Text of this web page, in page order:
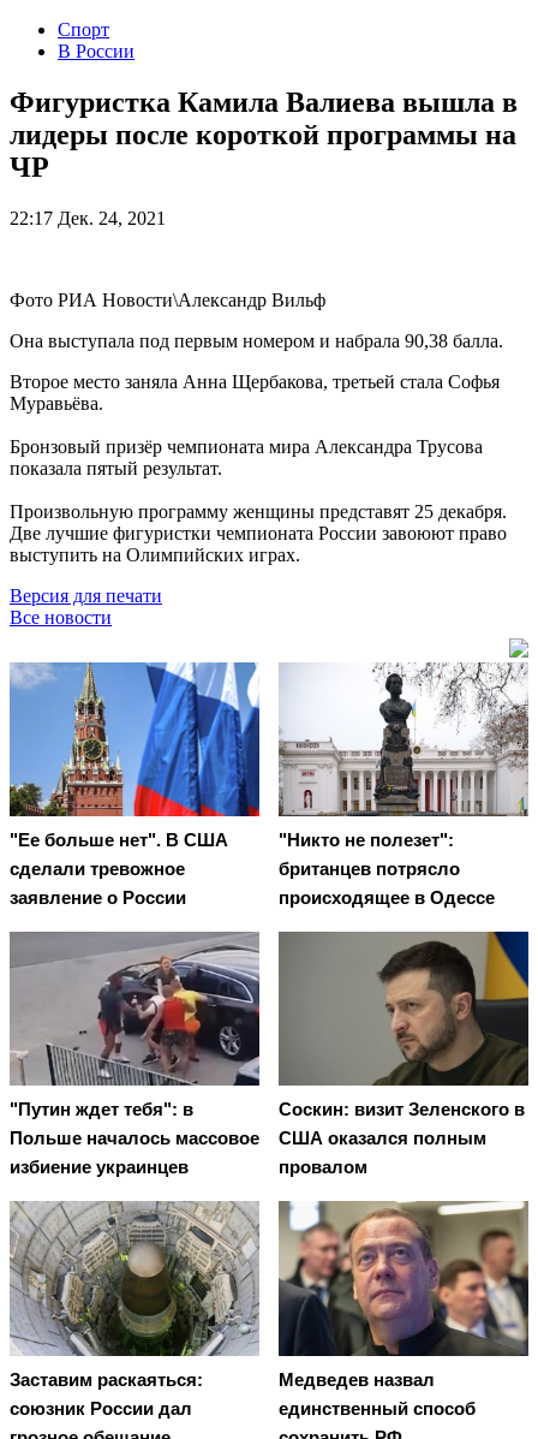
Спорт
В России
Фигуристка Камила Валиева вышла в
лидеры после короткой программы на
ЧР
22:17 Дек. 24, 2021
Фото РИА Новости\Александр Вильф
Она выступала под первым номером и набрала 90,38 балла.
Второе место заняла Анна Щербакова, третьей стала Софья
Муравьёва.
Бронзовый призёр чемпионата мира Александра Трусова
показала пятый результат.
Произвольную программу женщины представят 25 декабря.
Две лучшие фигуристки чемпионата России завоюют право
выступить на Олимпийских играх.
Версия для печати
Все новости
"Ее больше нет". В США
сделали тревожное
заявление о России
"Никто не полезет":
британцев потрясло
происходящее в Одессе
"Путин ждет тебя": в
Польше началось массовое
избиение украинцев
Соскин: визит Зеленского в
США оказался полным
провалом
Заставим раскаяться:
союзник России дал
Медведев назвал
единственный способ